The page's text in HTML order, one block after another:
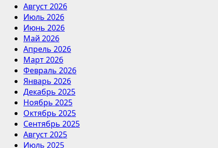
Август 2026
Июль 2026
Июнь 2026
Май 2026
Апрель 2026
Март 2026
Февраль 2026
Январь 2026
Декабрь 2025
Ноябрь 2025
Октябрь 2025
Сентябрь 2025
Август 2025
Июль 2025